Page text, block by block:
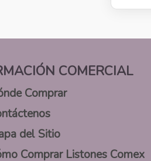
COMERCIAL
Comprar
del Sitio
Comprar Listones Comex